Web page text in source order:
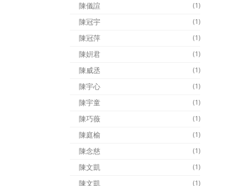
(1)
陳儀諠
(1)
陳冠宇
(1)
陳冠萍
(1)
陳姸君
(1)
陳威丞
(1)
陳宇心
(1)
陳宇童
(1)
陳巧薇
(1)
陳庭榆
(1)
陳念慈
(1)
陳文凱
(1)
陳文凱